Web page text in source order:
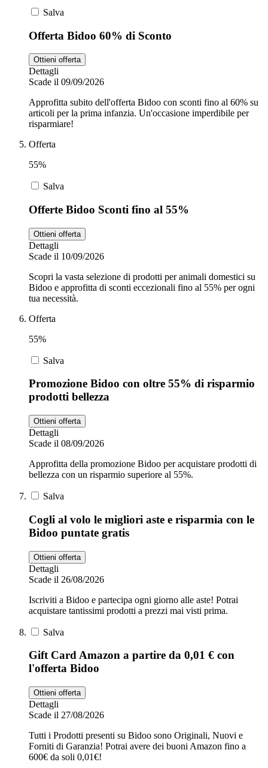
Salva
Offerta Bidoo 60% di Sconto
Ottieni offerta
Dettagli
Scade il 09/09/2026
Approfitta subito dell'offerta Bidoo con sconti fino al 60% su
articoli per la prima infanzia. Un'occasione imperdibile per
risparmiare!
Offerta
55%
Salva
Offerte Bidoo Sconti fino al 55%
Ottieni offerta
Dettagli
Scade il 10/09/2026
Scopri la vasta selezione di prodotti per animali domestici su
Bidoo e approfitta di sconti eccezionali fino al 55% per ogni
tua necessità.
Offerta
55%
Salva
Promozione Bidoo con oltre 55% di risparmio
prodotti bellezza
Ottieni offerta
Dettagli
Scade il 08/09/2026
Approfitta della promozione Bidoo per acquistare prodotti di
bellezza con un risparmio superiore al 55%.
Salva
Cogli al volo le migliori aste e risparmia con le
Bidoo puntate gratis
Ottieni offerta
Dettagli
Scade il 26/08/2026
Iscriviti a Bidoo e partecipa ogni giorno alle aste! Potrai
acquistare tantissimi prodotti a prezzi mai visti prima.
Salva
Gift Card Amazon a partire da 0,01 € con
l'offerta Bidoo
Ottieni offerta
Dettagli
Scade il 27/08/2026
Tutti i Prodotti presenti su Bidoo sono Originali, Nuovi e
Forniti di Garanzia! Potrai avere dei buoni Amazon fino a
600€ da soli 0,01€!